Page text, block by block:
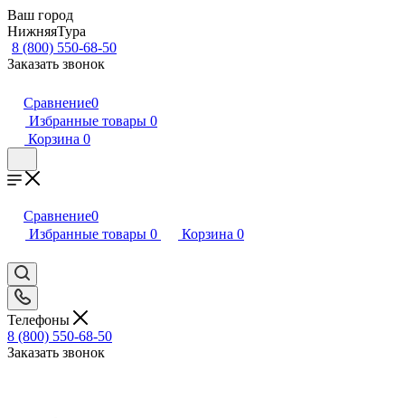
Ваш город
НижняяТура
8 (800) 550-68-50
Заказать звонок
Сравнение0
Избранные товары 0
Корзина 0
Сравнение0
Избранные товары 0 Корзина 0
Телефоны
8 (800) 550-68-50
Заказать звонок